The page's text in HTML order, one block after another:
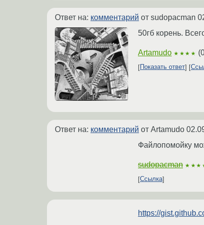
Ответ на: комментарий от sudopacman
50гб корень.
Artamudo ★★★★ (
Показать ответ
Ответ на: комментарий от Artamudo
Файлопомойку
sudopacman
Ссылка
https://